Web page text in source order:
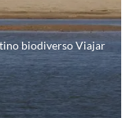
biodiverso Viajar